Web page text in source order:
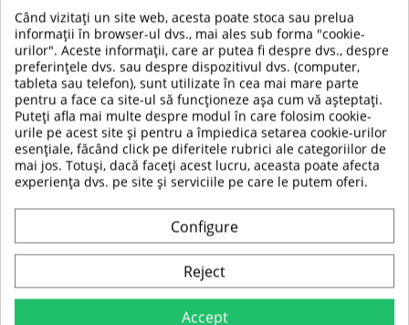
Lungime maximă:300 cm
Diametru:13 mm
Material:TPR, PP
Cirumferință talie-recomandată:74-103 cm
Greutate produs:0.9 kg
Potrivită pentru antrenamente în spații limitate.
Când vizitați un site web, acesta poate stoca sau prelua
informații în browser-ul dvs., mai ales sub forma "cookie-
urilor". Aceste informații, care ar putea fi despre dvs., despre
preferințele dvs. sau despre dispozitivul dvs. (computer,
tableta sau telefon), sunt utilizate în cea mai mare parte
pentru a face ca site-ul să funcționeze așa cum vă așteptați.
Puteți afla mai multe despre modul în care folosim cookie-
urile pe acest site și pentru a împiedica setarea cookie-urilor
esențiale, făcând click pe diferitele rubrici ale categoriilor de
mai jos. Totuși, dacă faceți acest lucru, aceasta poate afecta
experiența dvs. pe site și serviciile pe care le putem oferi.
Configure
Reject
Accept